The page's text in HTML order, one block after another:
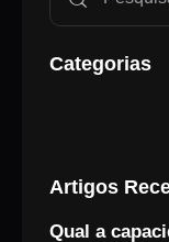
Categorias
Artigos
Qual a